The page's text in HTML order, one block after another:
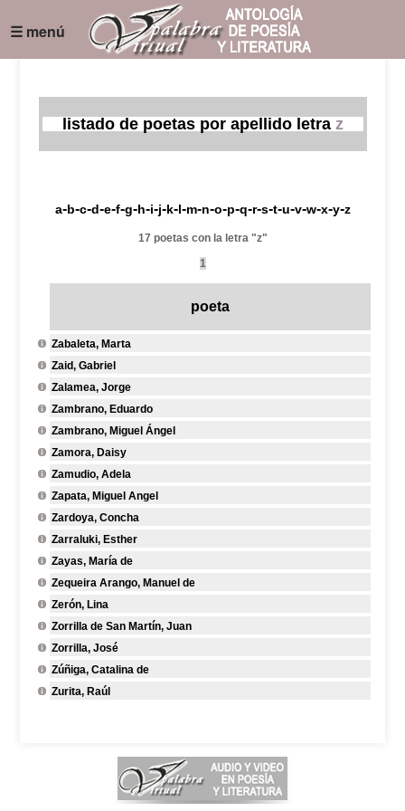
☰ menú
listado de poetas por apellido letra z
a-b-c-d-e-f-g-h-i-j-k-l-m-n-o-p-q-r-s-t-u-v-w-x-y-z
17 poetas con la letra "z"
1
poeta
Zabaleta, Marta
Zaid, Gabriel
Zalamea, Jorge
Zambrano, Eduardo
Zambrano, Miguel Ángel
Zamora, Daisy
Zamudio, Adela
Zapata, Miguel Angel
Zardoya, Concha
Zarraluki, Esther
Zayas, María de
Zequeira Arango, Manuel de
Zerón, Lina
Zorrilla de San Martín, Juan
Zorrilla, José
Zúñiga, Catalina de
Zurita, Raúl